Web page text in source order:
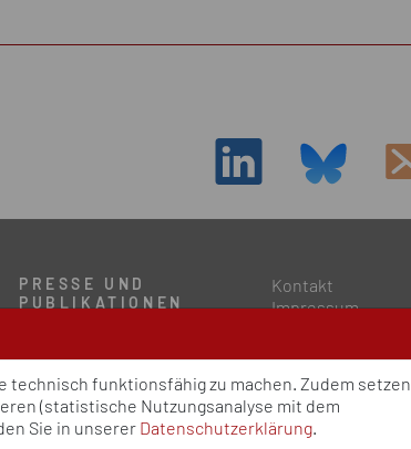
technisch funktionsfähig zu machen. Zudem setzen
(statistische Nutzungsanalyse mit dem
Sie in unserer Datenschutzerklärung.
PRESSE UND
PUBLIKATIONEN
Publikationen
Newsletter
Kontakt
Impressum
Sitemap